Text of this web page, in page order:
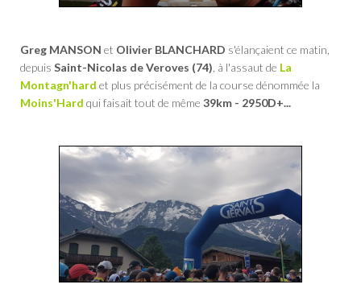
Greg MANSON et Olivier BLANCHARD s'élançaient ce matin,
depuis Saint-Nicolas de Veroves (74) , à l'assaut de La
Montagn'hard et plus précisément de la course dénommée la
Moins'Hard qui faisait tout de même 39km - 2950D+...